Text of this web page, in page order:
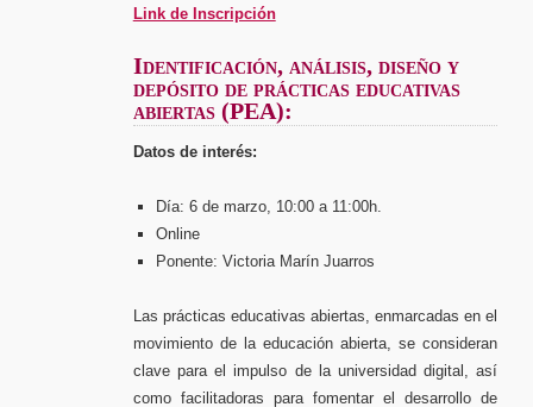
Link de Inscripción
Identificación, análisis, diseño y
depósito de prácticas educativas
abiertas (PEA):
Datos de interés:
Día: 6 de marzo, 10:00 a 11:00h.
Online
Ponente: Victoria Marín Juarros
Las prácticas educativas abiertas, enmarcadas en el
movimiento de la educación abierta, se consideran
clave para el impulso de la universidad digital, así
como facilitadoras para fomentar el desarrollo de